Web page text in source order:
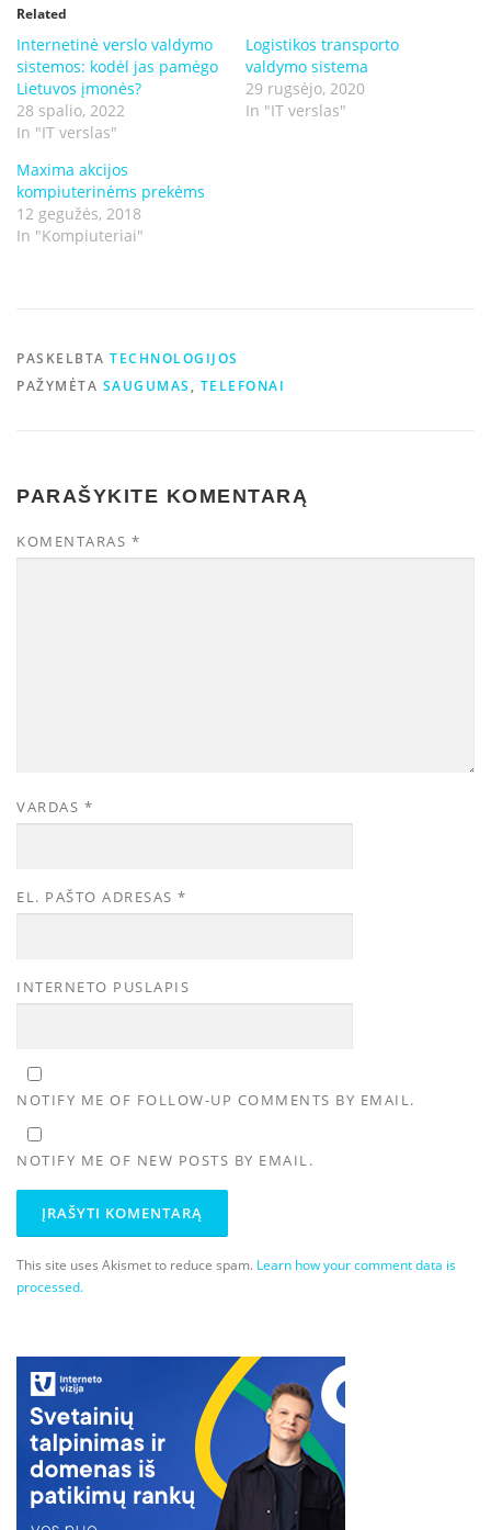
Related
Internetinė verslo valdymo
sistemos: kodėl jas pamėgo
Lietuvos įmonės?
28 spalio, 2022
In "IT verslas"
Logistikos transporto
valdymo sistema
29 rugsėjo, 2020
In "IT verslas"
Maxima akcijos
kompiuterinėms prekėms
12 gegužės, 2018
In "Kompiuteriai"
PASKELBTA TECHNOLOGIJOS
PAŽYMĖTA SAUGUMAS , TELEFONAI
PARAŠYKITE KOMENTARĄ
KOMENTARAS *
VARDAS *
EL. PAŠTO ADRESAS *
INTERNETO PUSLAPIS
NOTIFY ME OF FOLLOW-UP COMMENTS BY EMAIL.
NOTIFY ME OF NEW POSTS BY EMAIL.
This site uses Akismet to reduce spam. Learn how your comment data is
processed.